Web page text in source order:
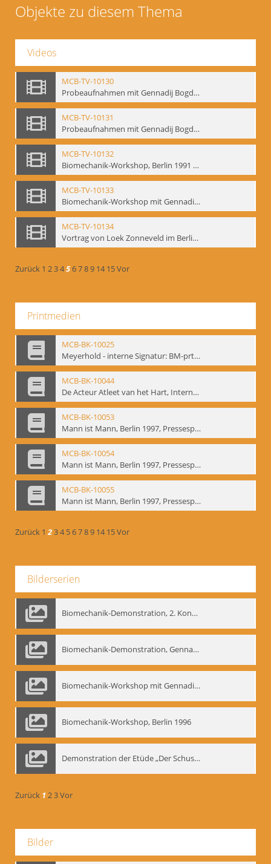
Objekte zu diesem Thema
Videos
MCB-TV-10130
Probeaufnahmen mit Gennadij Bogdanow und Aufnahmen von Biomechanik-Workshop, Berlin 1991 - Interne Signatur: BM-vid-46
MCB-TV-10131
Probeaufnahmen mit Gennadij Bogdanow und Aufnahmen von Biomechanik-Workshop, Berlin 1991, Ausschnitt 2 - Interne Signatur: BM-vid-46_A2
MCB-TV-10132
Biomechanik-Workshop, Berlin 1991 und Probeaufnahmen mit Gennadij Bogdanow - Interne Signatur: BM-vid-47
MCB-TV-10133
Biomechanik-Workshop mit Gennadij Bogdanow, Berlin 1991 - Interne Signatur: BM-vid-48
MCB-TV-10134
Vortrag von Loek Zonneveld im Berliner Ensemble am 04.10.1991 - Interne Signatur: BM-vid-49
Zurück 1 23456789 14 15Vor
Printmedien
MCB-BK-10025
Meyerhold - interne Signatur: BM-prt-233
MCB-BK-10044
De Acteur Atleet van het Hart, Internationale Konferenz, Gent, 17.11.2004 - interne Signatur: BM-prt-253
MCB-BK-10053
Mann ist Mann, Berlin 1997, Pressespiegel - interne Signatur: BM-prt-262-1
MCB-BK-10054
Mann ist Mann, Berlin 1997, Pressespiegel - interne Signatur: BM-prt-262-2
MCB-BK-10055
Mann ist Mann, Berlin 1997, Pressespiegel - interne Signatur: BM-prt-262-3
Zurück 1 234 56789 14 15Vor
Bilderserien
Biomechanik-Demonstration, 2. Kongress der EMF, Mai 1995
Biomechanik-Demonstration, Gennadij Bogdanow im Berliner Ensemble, 04.10.1991
Biomechanik-Workshop mit Gennadij Nikolajewitsch Bogdanow im Mime Centrum Berlin, 1991
Biomechanik-Workshop, Berlin 1996
Demonstration der Etüde „Der Schuss mit dem Bogen“ durch Gennadij Nikolajewitsch Bogdanow, Berlin 1991
Zurück 123Vor
Bilder